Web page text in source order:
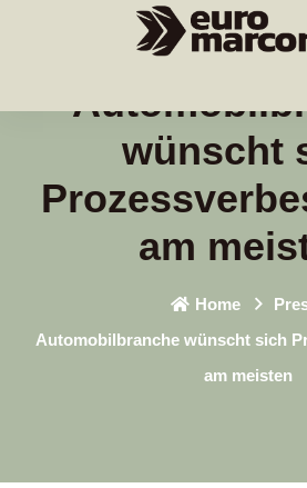
wünscht
am
Home
Automobilbranche wünscht sich
am meisten